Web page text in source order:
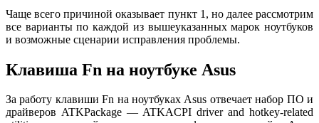
Чаще всего причиной оказывает пункт 1, но далее рассмотрим
все варианты по каждой из вышеуказанных марок ноутбуков
и возможные сценарии исправления проблемы.
Клавиша Fn на ноутбуке Asus
За работу клавиши Fn на ноутбуках Asus отвечает набор ПО и
драйверов ATKPackage — ATKACPI driver and hotkey-related